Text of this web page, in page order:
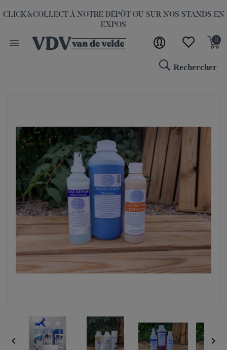
CLICK&COLLECT À NOTRE DÉPÔT OU SUR NOS STANDS EN
EXPOS
 0
Rechercher
 